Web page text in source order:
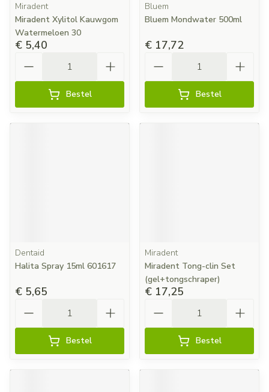
Miradent
Miradent Xylitol Kauwgom
Watermeloen 30
€ 5,40
Bestel
Bluem
Bluem Mondwater 500ml
€ 17,72
Bestel
Dentaid
Halita Spray 15ml 601617
€ 5,65
Bestel
Miradent
Miradent Tong-clin Set
(gel+tongschraper)
€ 17,25
Bestel